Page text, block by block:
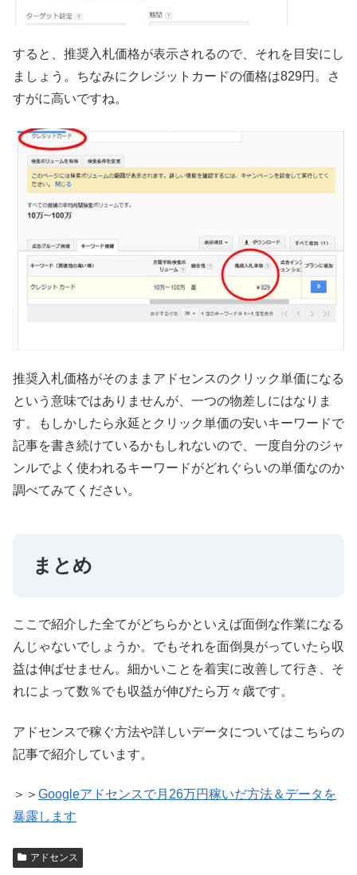
すると、推奨入札価格が表示されるので、それを目安にし
ましょう。ちなみにクレジットカードの価格は829円。さ
すがに高いですね。
推奨入札価格がそのままアドセンスのクリック単価になる
という意味ではありませんが、一つの物差しにはなりま
す。もしかしたら永延とクリック単価の安いキーワードで
記事を書き続けているかもしれないので、一度自分のジャ
ンルでよく使われるキーワードがどれぐらいの単価なのか
調べてみてください。
まとめ
ここで紹介した全てがどちらかといえば面倒な作業になる
んじゃないでしょうか。でもそれを面倒臭がっていたら収
益は伸ばせません。細かいことを着実に改善して行き、そ
れによって数％でも収益が伸びたら万々歳です。
アドセンスで稼ぐ方法や詳しいデータについてはこちらの
記事で紹介しています。
＞＞ Googleアドセンスで月26万円稼いだ方法＆データを
暴露します
アドセンス